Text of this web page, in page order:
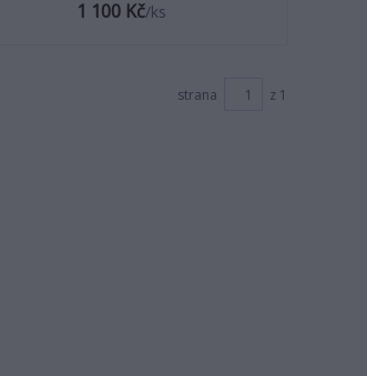
1 100 Kč/ks
strana z 1